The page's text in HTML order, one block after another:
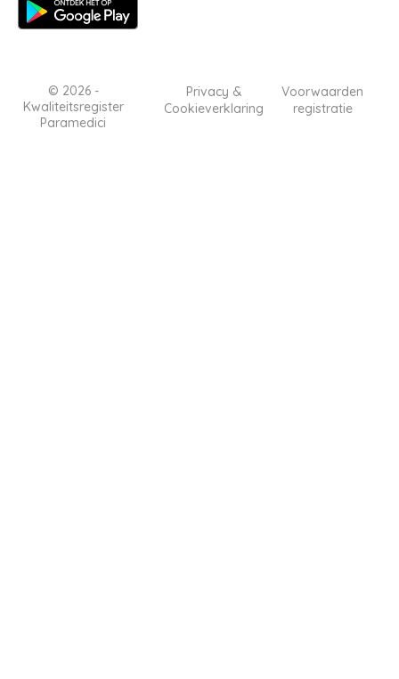
© 2026 -
Kwaliteitsregister
Paramedici
Copyright
menu
Privacy &
Cookieverklaring
Voorwaarden
registratie